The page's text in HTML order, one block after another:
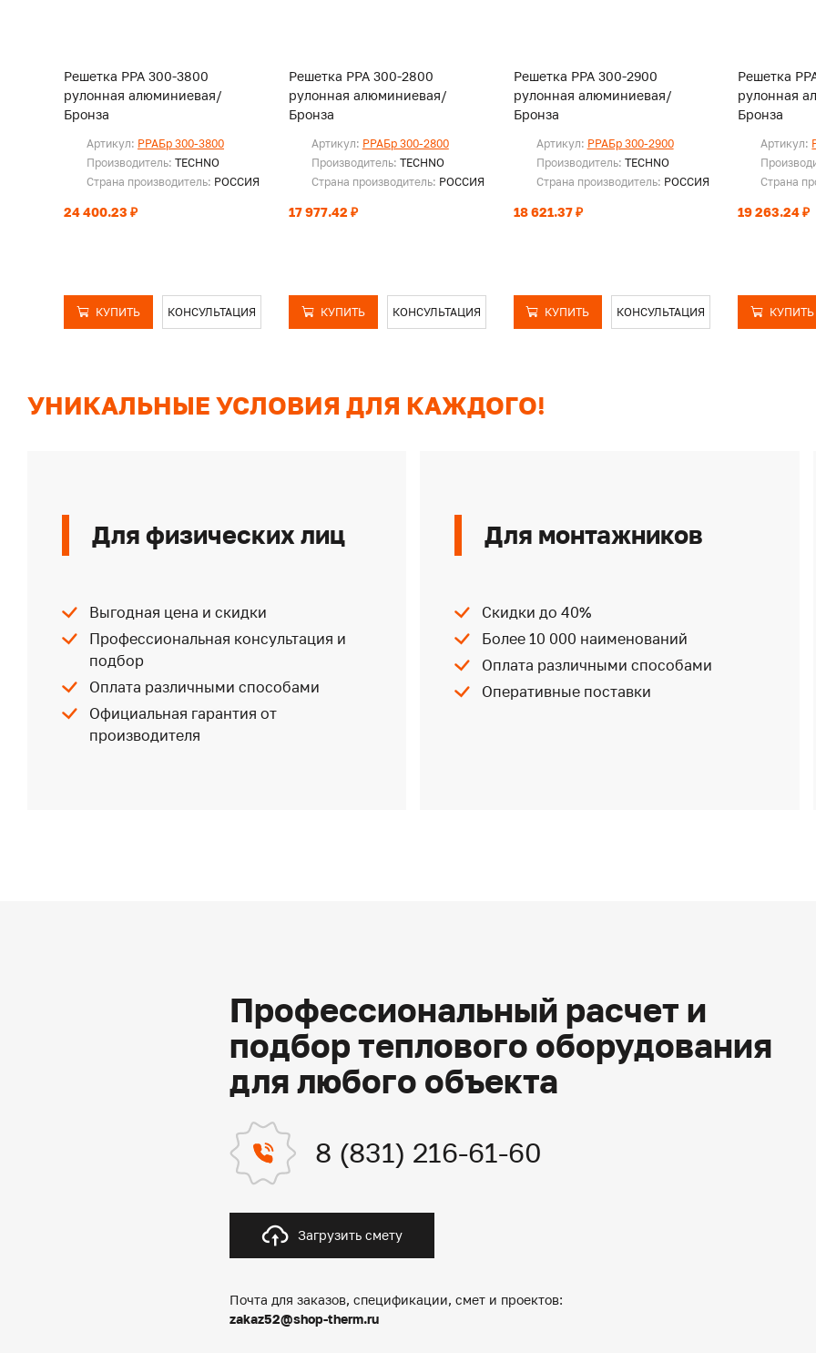
Решетка PPA 300-3800
рулонная алюминиевая/
Бронза
Артикул: PPAБр 300-3800
Производитель: TECHNO
Страна производитель: РОССИЯ
24 400.23 ₽
КУПИТЬ КОНСУЛЬТАЦИЯ
Решетка PPA 300-2800
рулонная алюминиевая/
Бронза
Артикул: PPAБр 300-2800
Производитель: TECHNO
Страна производитель: РОССИЯ
17 977.42 ₽
КУПИТЬ КОНСУЛЬТАЦИЯ
Решетка PPA 300-2900
рулонная алюминиевая/
Бронза
Артикул: PPAБр 300-2900
Производитель: TECHNO
Страна производитель: РОССИЯ
18 621.37 ₽
КУПИТЬ КОНСУЛЬТАЦИЯ
Решетка
рулонная
Бронза
Артикул:
Страна
19 263.24 ₽
КУПИТЬ
УНИКАЛЬНЫЕ УСЛОВИЯ ДЛЯ КАЖДОГО!
Для физических лиц
Выгодная цена и скидки
Профессиональная консультация и
подбор
Оплата различными способами
Официальная гарантия от
производителя
Для монтажников
Скидки до 40%
Более 10 000 наименований
Оплата различными способами
Оперативные поставки
Профессиональный расчет и
подбор теплового оборудования
для любого объекта
8 (831) 216-61-60
Загрузить смету
Почта для заказов, спецификации, смет и проектов:
zakaz52@shop-therm.ru